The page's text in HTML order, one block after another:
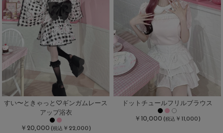
すい〜ときゃっと♡ギンガムレース
アップ浴衣
￥20,000 (税込 ￥22,000)
ドットチュールフリルブラウス
￥10,000 (税込 ￥11,000)